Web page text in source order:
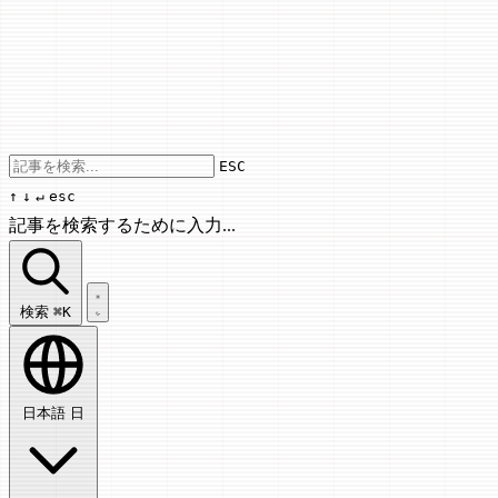
Use arrow keys to navigate results,
ESC
↑ ↓ ↵ esc
記事を検索するために入力...
記事を検索...
検索 ⌘K
日本語 日